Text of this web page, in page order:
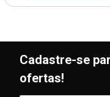
Cadastre-se
ofertas!